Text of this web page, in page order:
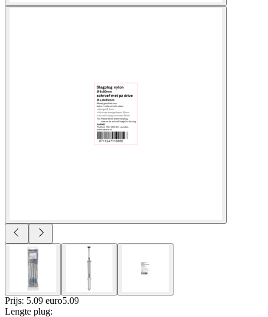
Prijs: 5.09 euro5.09
Lengte plug: